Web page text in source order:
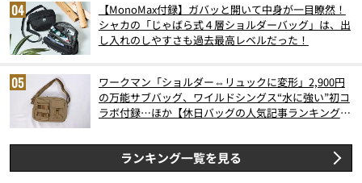
【MonoMax付録】ガバッと開いて中身が一目瞭然！
シャカの「じゃばら式４層ショルダーバッグ」は、出
し入れのしやすさも過去最高レベルだった！
ワークマン「ショルダー⇔リュックに変形」2,900円
の万能サブバッグ、ワイルドシングス“水に強い”初コ
ラボ付録…ほか【休日バッグの人気記事ランキングベ
ランキング一覧を見る